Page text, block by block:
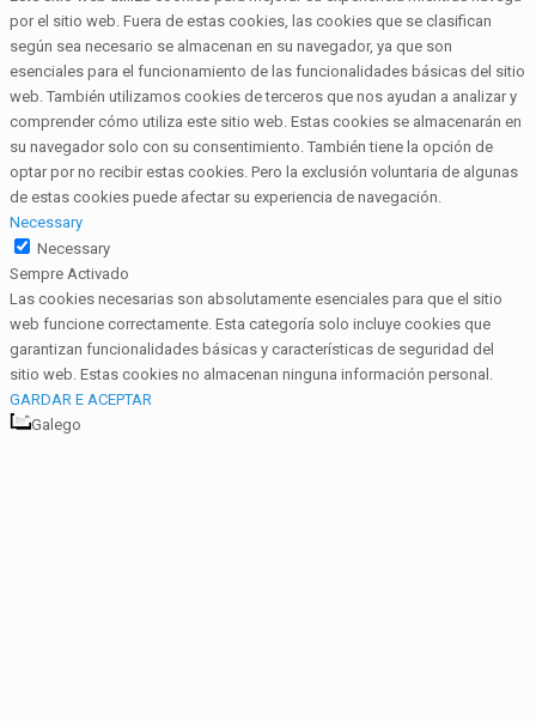
por el sitio web. Fuera de estas cookies, las cookies que se clasifican
según sea necesario se almacenan en su navegador, ya que son
esenciales para el funcionamiento de las funcionalidades básicas del sitio
web. También utilizamos cookies de terceros que nos ayudan a analizar y
comprender cómo utiliza este sitio web. Estas cookies se almacenarán en
su navegador solo con su consentimiento. También tiene la opción de
optar por no recibir estas cookies. Pero la exclusión voluntaria de algunas
de estas cookies puede afectar su experiencia de navegación.
Necessary
Necessary
Sempre Activado
Las cookies necesarias son absolutamente esenciales para que el sitio
web funcione correctamente. Esta categoría solo incluye cookies que
garantizan funcionalidades básicas y características de seguridad del
sitio web. Estas cookies no almacenan ninguna información personal.
GARDAR E ACEPTAR
Galego